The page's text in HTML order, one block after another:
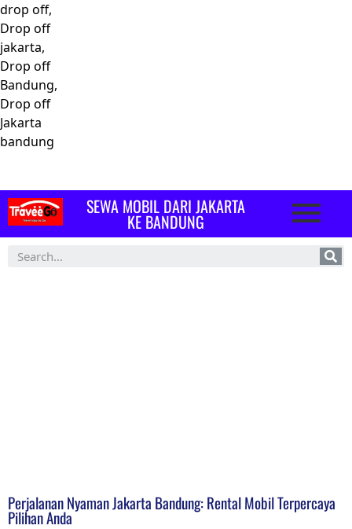
drop off,
Drop off
jakarta,
Drop off
Bandung,
Drop off
Jakarta
bandung
SEWA MOBIL DARI JAKARTA
KE BANDUNG
Perjalanan Nyaman Jakarta Bandung: Rental Mobil Terpercaya
Pilihan Anda